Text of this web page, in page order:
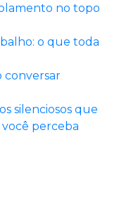
no topo
o que toda
conversar
silenciosos que
perceba